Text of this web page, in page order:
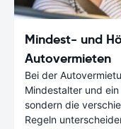
Mindest- und
Autovermieten
Bei der
Mindestalter und
sondern die
Regeln